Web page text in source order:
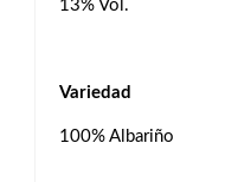
13% Vol.
Variedad
100% Albariño